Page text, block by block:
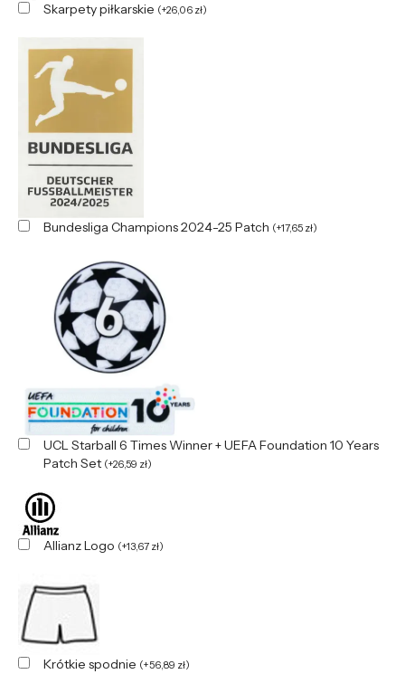
Skarpety piłkarskie (+26,06 zł)
Bundesliga Champions 2024-25 Patch (+17,65 zł)
UCL Starball 6 Times Winner + UEFA Foundation 10 Years
Patch Set (+26,59 zł)
Allianz Logo (+13,67 zł)
Krótkie spodnie (+56,89 zł)